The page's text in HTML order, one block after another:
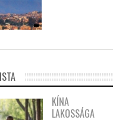
KÍNA
LAKOSSÁGA